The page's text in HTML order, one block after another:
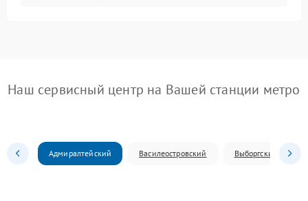
Наш сервисный центр на Вашей станции метро
Адмиралтейский Василеостровский Выборгский